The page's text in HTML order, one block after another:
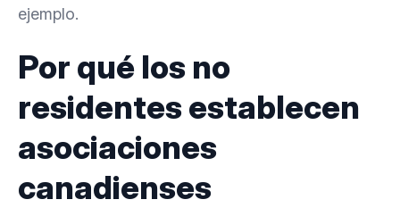
ejemplo.
Por qué los no
residentes establecen
asociaciones
canadienses